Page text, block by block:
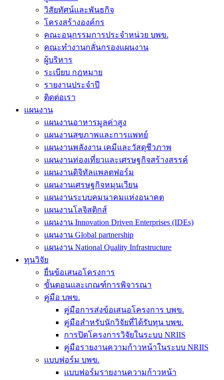
วิสัยทัศน์และพันธกิจ
โครงสร้างองค์กร
คณะอนุกรรมการประจำหน่วย บพข.
คณะทำงานกลั่นกรองแผนงาน
ผู้บริหาร
ระเบียบ กฎหมาย
รายงานประจำปี
ติดต่อเรา
แผนงาน
แผนงานอาหารมูลค่าสูง
แผนงานสุขภาพและการแพทย์
แผนงานพลังงาน เคมีและวัสดุชีวภาพ
แผนงานท่องเที่ยวและเศรษฐกิจสร้างสรรค์
แผนงานดิจิทัลแพลตฟอร์ม
แผนงานเศรษฐกิจหมุนเวียน
แผนงานระบบคมนาคมแห่งอนาคต
แผนงานโลจิสติกส์
แผนงาน Innovation Driven Enterprises (IDEs)
แผนงาน Global partnership
แผนงาน National Quality Infrastructure
ทุนวิจัย
ยื่นข้อเสนอโครงการ
ขั้นตอนและเกณฑ์การพิจารณา
คู่มือ บพข.
คู่มือการส่งข้อเสนอโครงการ บพข.
คู่มือสำหรับนักวิจัยที่ได้รับทุน บพข.
การปิดโครงการวิจัยในระบบ NRIIS
คู่มือรายงานความก้าวหน้าในระบบ NRIIS
แบบฟอร์ม บพข.
แบบฟอร์มรายงานความก้าวหน้า